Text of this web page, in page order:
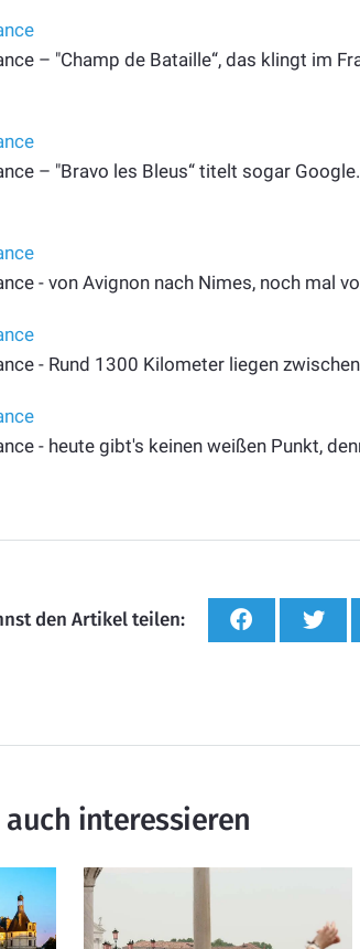
– "Champ de Bataille“, das klingt im
– "Bravo les Bleus“ titelt sogar
- von Avignon nach Nimes, noch mal
- Rund 1300 Kilometer liegen
- heute gibt's keinen weißen Punkt,
den Artikel teilen:
interessieren